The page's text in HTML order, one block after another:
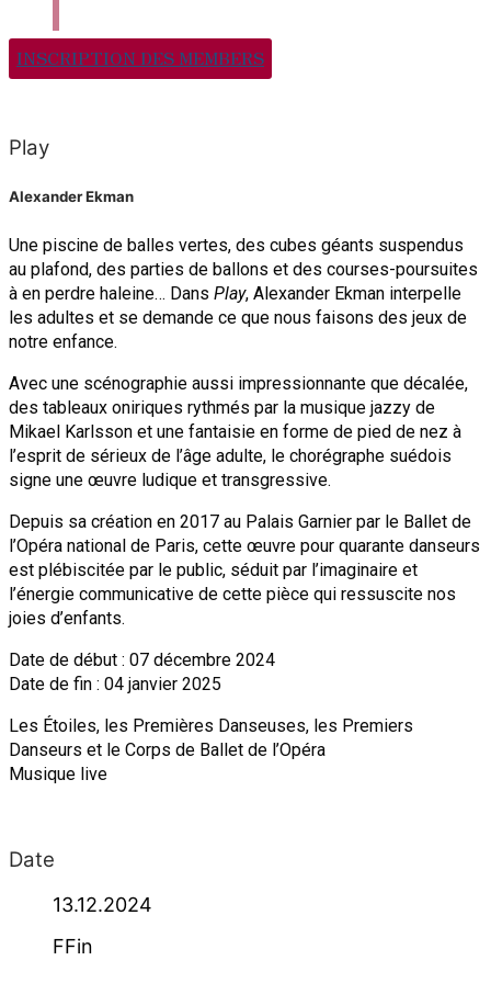
INSCRIPTION DES MEMBERS
Play
Alexander Ekman
Une piscine de balles vertes, des cubes géants suspendus
au plafond, des parties de ballons et des courses-poursuites
à en perdre haleine… Dans Play, Alexander Ekman interpelle
les adultes et se demande ce que nous faisons des jeux de
notre enfance.
Avec une scénographie aussi impressionnante que décalée,
des tableaux oniriques rythmés par la musique jazzy de
Mikael Karlsson et une fantaisie en forme de pied de nez à
l’esprit de sérieux de l’âge adulte, le chorégraphe suédois
signe une œuvre ludique et transgressive.
Depuis sa création en 2017 au Palais Garnier par le Ballet de
l’Opéra national de Paris, cette œuvre pour quarante danseurs
est plébiscitée par le public, séduit par l’imaginaire et
l’énergie communicative de cette pièce qui ressuscite nos
joies d’enfants.
Date de début : 07 décembre 2024
Date de fin : 04 janvier 2025
Les Étoiles, les Premières Danseuses, les Premiers
Danseurs et le Corps de Ballet de l’Opéra
Musique live
Date
13.12.2024
FFin